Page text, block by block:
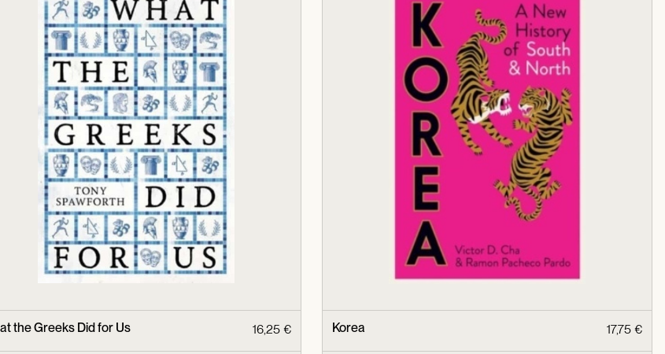
the Greeks Did for Us 16,25 € Korea 17,75 €